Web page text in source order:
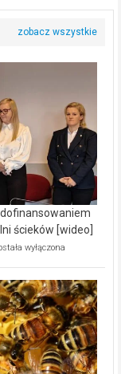
dofinansowaniem
ścieków [wideo]
wyłączona